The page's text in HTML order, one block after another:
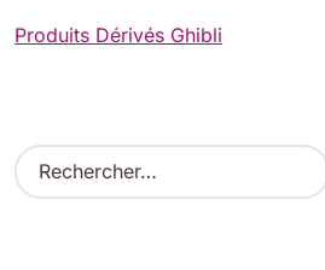
Produits Dérivés Ghibli
R
e